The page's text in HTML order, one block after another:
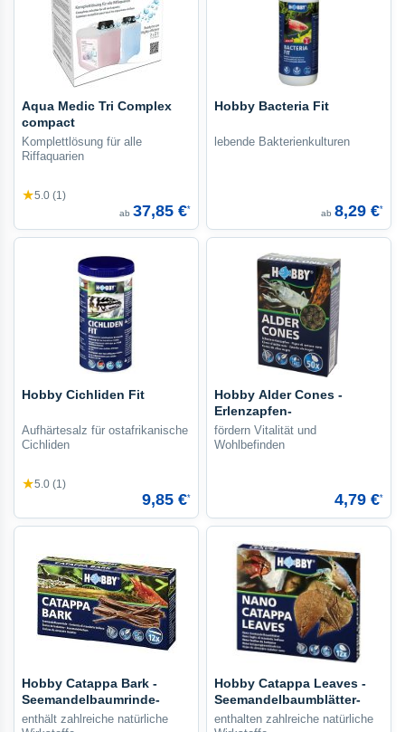
Aqua Medic Tri Complex
compact
Komplettlösung für alle
Riffaquarien
★5.0 (1)
ab 37,85 €*
Hobby Bacteria Fit
lebende Bakterienkulturen
ab 8,29 €*
Hobby Cichliden Fit
Aufhärtesalz für ostafrikanische
Cichliden
★5.0 (1)
9,85 €*
Hobby Alder Cones -
Erlenzapfen-
fördern Vitalität und
Wohlbefinden
4,79 €*
Hobby Catappa Bark -
Seemandelbaumrinde-
enthält zahlreiche natürliche
Hobby Catappa Leaves -
Seemandelbaumblätter-
enthalten zahlreiche natürliche